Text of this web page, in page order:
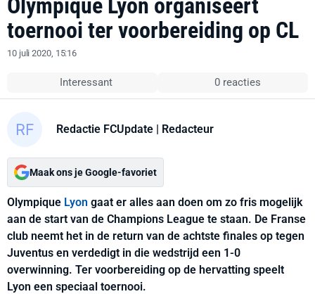
Olympique Lyon organiseert
toernooi ter voorbereiding op CL
10 juli 2020, 15:16
Interessant 0 reacties
Redactie FCUpdate | Redacteur
Maak ons je Google-favoriet
Olympique Lyon gaat er alles aan doen om zo fris mogelijk
aan de start van de Champions League te staan. De Franse
club neemt het in de return van de achtste finales op tegen
Juventus en verdedigt in die wedstrijd een 1-0
overwinning. Ter voorbereiding op de hervatting speelt
Lyon een speciaal toernooi.